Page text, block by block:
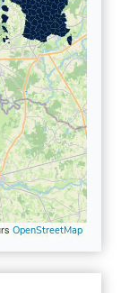
OpenStreetMap